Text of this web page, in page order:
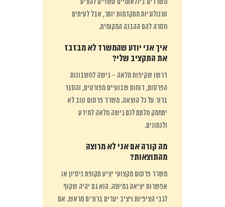
משרדים בינלאומיים עשויים להציע
טכנולוגיות מתקדמות יותר, אבל לעיתים
חסרה להם ההבנה המקומית.
איך אני יודע שהמשרד לא מבזבז
את התקציב שלי?
דרשו שקיפות מלאה – גישה לחשבונות
הפרסום, דוחות שבועיים מפורטים, והסבר
ברור על כל הוצאה. משרד פרסום טוב לא
יתחמק מלתת לכם גישה מלאה למידע
ולנתונים.
מה קורה אם אני לא מרוצה
מהתוצאות?
משרד פרסום מקצועי יציע תקופת ניסיון או
אפשרות יציאה גמישה. הוא גם יהיה שקוף
לגבי הציפיות ויציב יעדים ברורים מראש. אם